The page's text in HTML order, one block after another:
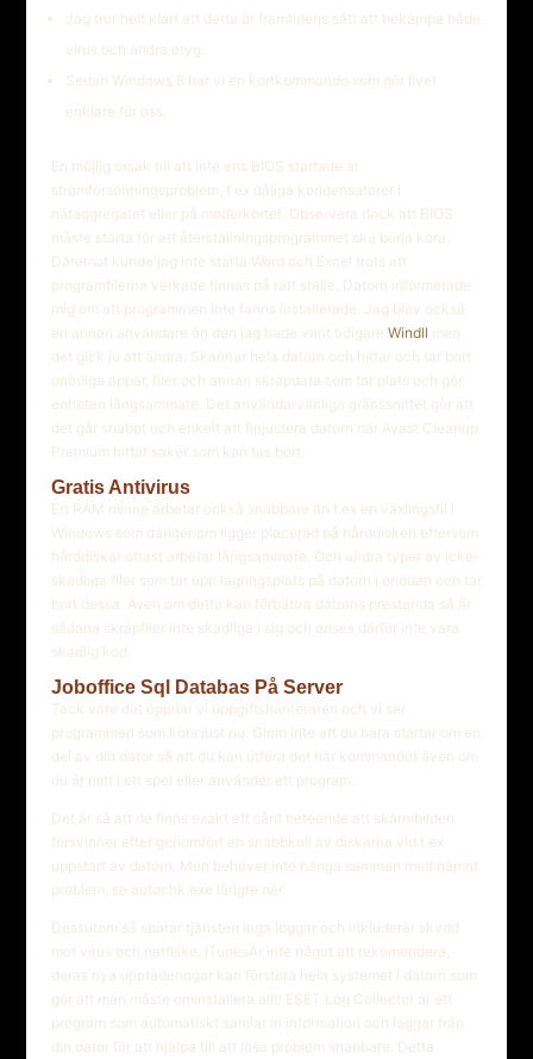
Jag tror helt klart att detta är framtidens sätt att bekämpa både
virus och andra otyg.
Sedan Windows 8 har vi en kortkommando som gör livet
enklare för oss.
En möjlig orsak till att inte ens BIOS startade är
strömförsörjningsproblem, t ex dåliga kondensatorer i
nätaggregatet eller på moderkortet. Observera dock att BIOS
måste starta för att återställningsprogrammet ska börja köra.
Däremot kunde jag inte starta Word och Excel trots att
programfilerna verkade finnas på rätt ställe. Datorn informerade
mig om att programmen inte fanns installerade. Jag blev också
en annan användare än den jag hade varit tidigare Windll men
det gick ju att ändra. Skannar hela datorn och hittar och tar bort
onödiga appar, filer och annan skräpdata som tar plats och gör
enheten långsammare. Det användarvänliga gränssnittet gör att
det går snabbt och enkelt att finjustera datorn när Avast Cleanup
Premium hittar saker som kan tas bort.
Gratis Antivirus
Ett RAM minne arbetar också snabbare än t.ex en växlingsfil i
Windows som därigenom ligger placerad på hårddisken eftersom
hårddiskar oftast arbetar långsammare. Och andra typer av icke-
skadliga filer som tar upp lagringsplats på datorn i onödan och tar
bort dessa. Även om detta kan förbättra datorns prestanda så är
sådana skräpfiler inte skadliga i sig och anses därför inte vara
skadlig kod.
Joboffice Sql Databas På Server
Tack vare det öppnar vi uppgiftshanteraren och vi ser
programmen som körs just nu. Glöm inte att du bara startar om en
del av din dator så att du kan utföra det här kommandot även om
du är mitt i ett spel eller använder ett program.
Det är så att de finns exakt ett sånt beteende att skärmbilden
försvinner efter genomfört en snabbkoll av diskarna vid t.ex
uppstart av datorn. Men behöver inte hänga samman med nämnt
problem, se autochk.exe längre ner.
Dessutom så sparar tjänsten inga loggar och inkluderar skydd
mot virus och nätfiske. ITunesÄr inte något att rekomendera,
deras nya upptaderingar kan förstöra hela systemet i datorn som
gör att man måste ominstallera allt! ESET Log Collector är ett
program som automatiskt samlar in information och loggar från
din dator för att hjälpa till att lösa problem snabbare. Detta